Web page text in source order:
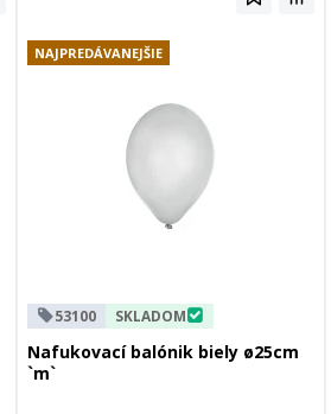
NAJPREDÁVANEJŠIE
53100 SKLADOM
Nafukovací balónik biely ø25cm
`m`